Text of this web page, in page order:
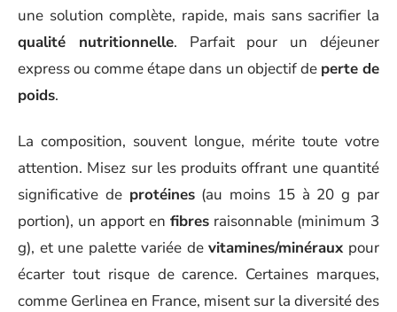
une solution complète, rapide, mais sans sacrifier la
qualité nutritionnelle. Parfait pour un déjeuner
express ou comme étape dans un objectif de perte de
poids.
La composition, souvent longue, mérite toute votre
attention. Misez sur les produits offrant une quantité
significative de protéines(au moins 15 à 20 g par
portion), un apport en fibres raisonnable (minimum 3
g), et une palette variée devitamines/minéraux pour
écarter tout risque de carence. Certaines marques,
comme Gerlinea en France, misent sur la diversité des